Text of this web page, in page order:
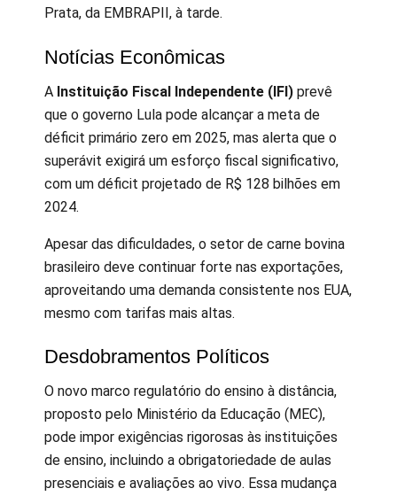
Prata, da EMBRAPII, à tarde.
Notícias Econômicas
A Instituição Fiscal Independente (IFI) prevê
que o governo Lula pode alcançar a meta de
déficit primário zero em 2025, mas alerta que o
superávit exigirá um esforço fiscal significativo,
com um déficit projetado de R$ 128 bilhões em
2024.
Apesar das dificuldades, o setor de carne bovina
brasileiro deve continuar forte nas exportações,
aproveitando uma demanda consistente nos EUA,
mesmo com tarifas mais altas.
Desdobramentos Políticos
O novo marco regulatório do ensino à distância,
proposto pelo Ministério da Educação (MEC),
pode impor exigências rigorosas às instituições
de ensino, incluindo a obrigatoriedade de aulas
presenciais e avaliações ao vivo. Essa mudança